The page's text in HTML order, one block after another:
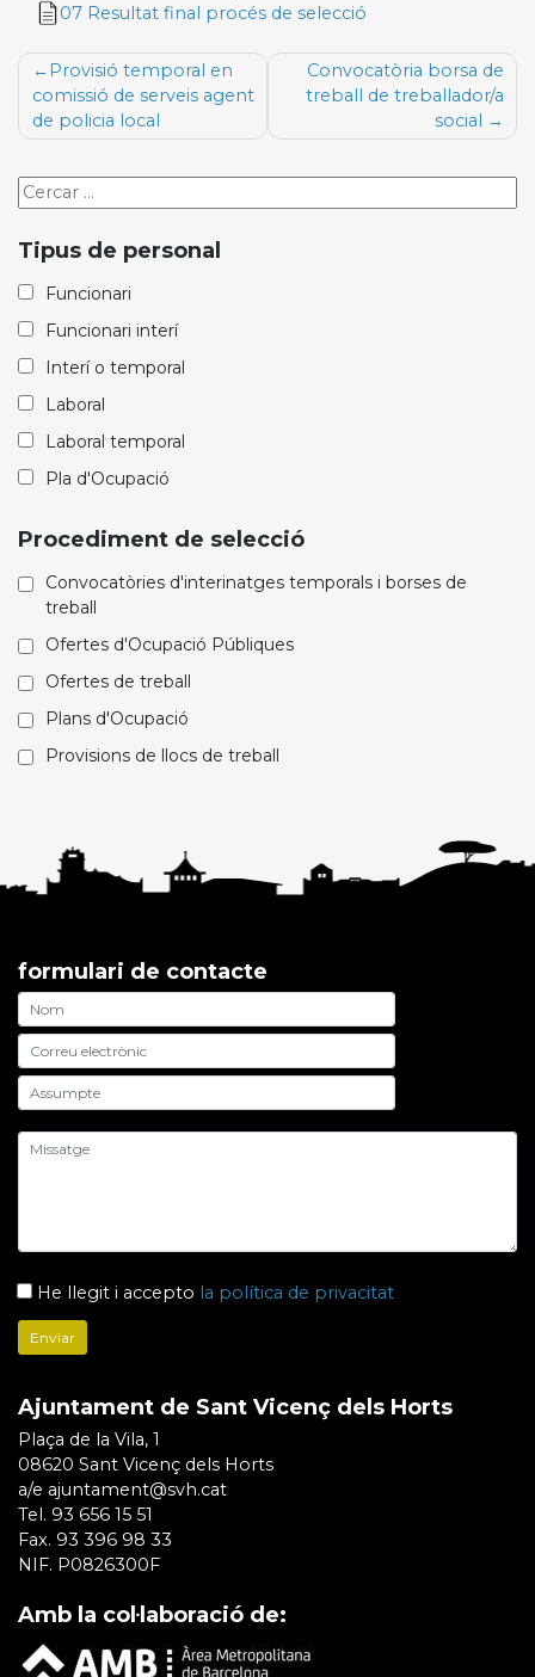
07 Resultat final procés de selecció
Navegació
d'entrades
Provisió temporal en
comissió de serveis agent
de policia local
Convocatòria borsa de
treball de treballador/a
social
Cercar
oferta
de
treball
Tipus de personal
Funcionari
Funcionari interí
Interí o temporal
Laboral
Laboral temporal
Pla d'Ocupació
Procediment de selecció
Convocatòries d'interinatges temporals i borses de
treball
Ofertes d'Ocupació Públiques
Ofertes de treball
Plans d'Ocupació
Provisions de llocs de treball
formulari de contacte
He llegit i accepto la política de privacitat
Ajuntament de Sant Vicenç dels Horts
Plaça de la Vila, 1
08620 Sant Vicenç dels Horts
a/e ajuntament@svh.cat
Tel. 93 656 15 51
Fax. 93 396 98 33
NIF. P0826300F
Amb la col·laboració de: